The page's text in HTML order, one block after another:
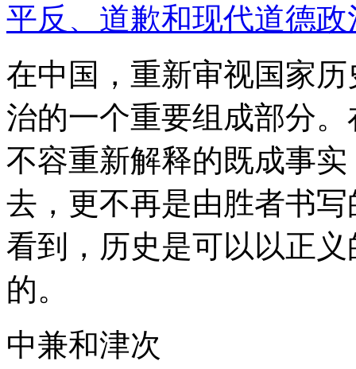
平反、道歉和现代道德政
在中国，重新审视国家
治的一个重要组成部分
不容重新解释的既成事
去，更不再是由胜者书
看到，历史是可以以正
的。
中兼和津次